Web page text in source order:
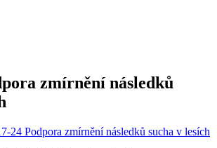
zmírnění následků
24 Podpora zmírnění následků sucha v lesích